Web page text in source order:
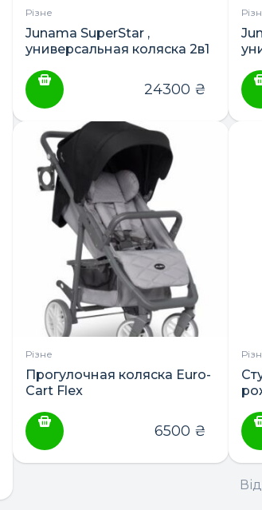
ПОШУК
Різне
Junama SuperStar ,
универсальная коляска 2в1
24300 ₴
Різне
Прогулочная коляска Euro-
Cart Flex
6500 ₴